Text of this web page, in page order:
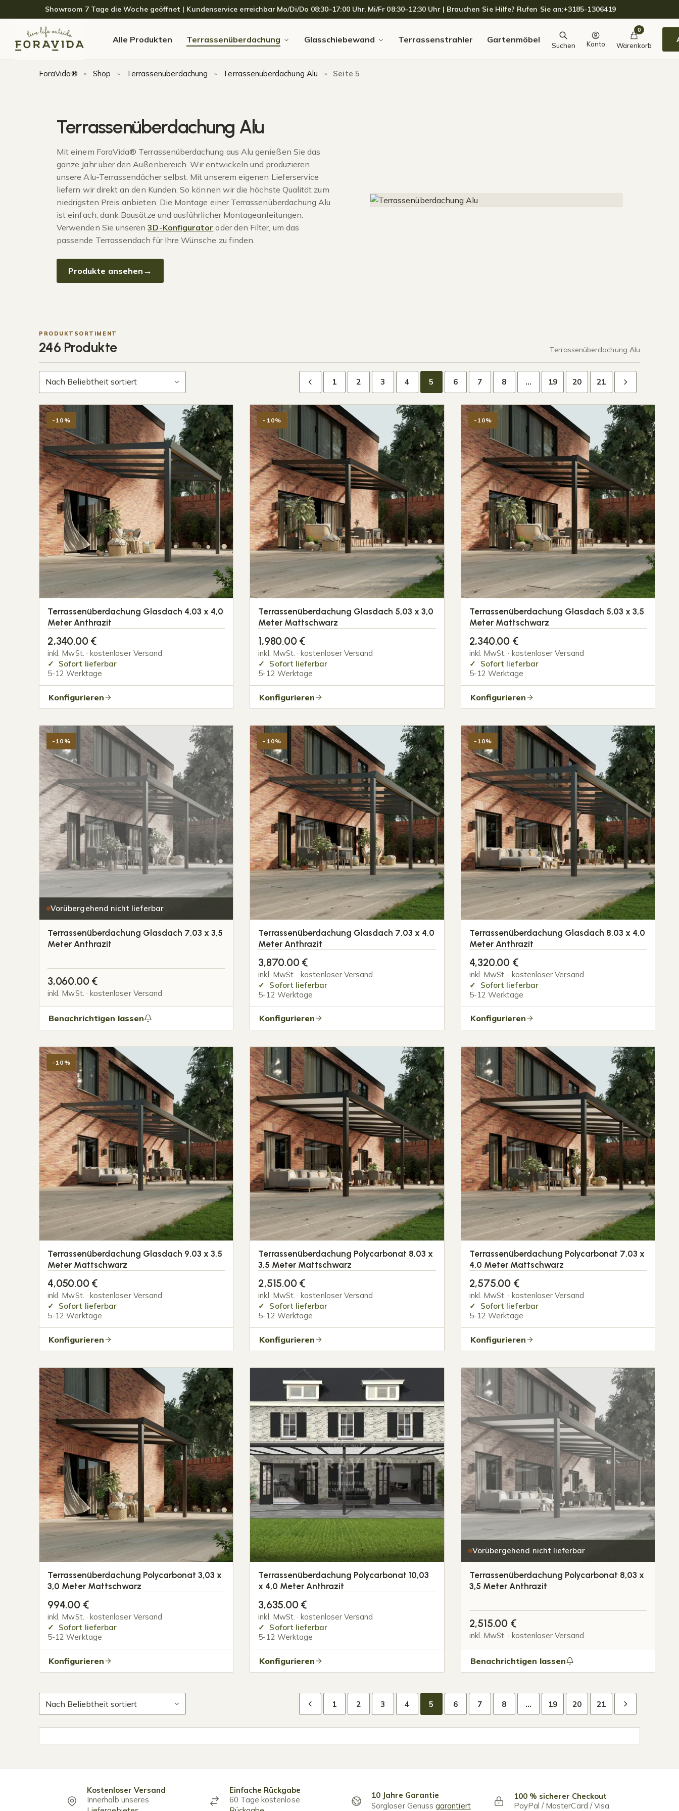
Skip to navigation
Skip to contentShowroom 7 Tage die Woche geöffnet | Kundenservice erreichbar Mo/Di/Do 08:30–17:00 Uhr, Mi/Fr 08:30–12:30 Uhr | Brauchen Sie Hilfe? Rufen Sie an:+3185-1306419
Alle Produkten Terrassenüberdachung Glasschiebewand Terrassenstrahler Gartenmöbel
Suchen Konto
0
Warenkorb
ForaVida® » Shop » Terrassenüberdachung » Terrassenüberdachung Alu » Seite 5
Terrassenüberdachung Alu
Mit einem ForaVida® Terrassenüberdachung aus Alu genießen Sie das
ganze Jahr über den Außenbereich. Wir entwickeln und produzieren
unsere Alu-Terrassendächer selbst. Mit unserem eigenen Lieferservice
liefern wir direkt an den Kunden. So können wir die höchste Qualität zum
niedrigsten Preis anbieten. Die Montage einer Terrassenüberdachung Alu
ist einfach, dank Bausätze und ausführlicher Montageanleitungen.
Verwenden Sie unseren3D-Konfigurator oder den Filter, um das
passende Terrassendach für Ihre Wünsche zu finden.
Produkte ansehen
PRODUKTSORTIMENT
246 Produkte Terrassenüberdachung Alu
1 2 3 4 5 6 7 8 … 19 20 21
-10%
Terrassenüberdachung Glasdach 4,03 x 4,0
Meter Anthrazit
2,340.00 €
inkl. MwSt. · kostenloser Versand
Sofort lieferbar
5-12 Werktage
Konfigurieren
-10%
Terrassenüberdachung Glasdach 5,03 x 3,0
Meter Mattschwarz
1,980.00 €
inkl. MwSt. · kostenloser Versand
Sofort lieferbar
5-12 Werktage
Konfigurieren
-10%
Terrassenüberdachung Glasdach 5,03 x 3,5
Meter Mattschwarz
2,340.00 €
inkl. MwSt. · kostenloser Versand
Sofort lieferbar
5-12 Werktage
Konfigurieren
-10%
Vorübergehend nicht lieferbar
Terrassenüberdachung Glasdach 7,03 x 3,5
Meter Anthrazit
3,060.00 €
inkl. MwSt. · kostenloser Versand
Benachrichtigen lassen
-10%
Terrassenüberdachung Glasdach 7,03 x 4,0
Meter Anthrazit
3,870.00 €
inkl. MwSt. · kostenloser Versand
Sofort lieferbar
5-12 Werktage
Konfigurieren
-10%
Terrassenüberdachung Glasdach 8,03 x 4,0
Meter Anthrazit
4,320.00 €
inkl. MwSt. · kostenloser Versand
Sofort lieferbar
5-12 Werktage
Konfigurieren
-10%
Terrassenüberdachung Glasdach 9,03 x 3,5
Meter Mattschwarz
4,050.00 €
inkl. MwSt. · kostenloser Versand
Sofort lieferbar
5-12 Werktage
Konfigurieren
Terrassenüberdachung Polycarbonat 8,03 x
3,5 Meter Mattschwarz
2,515.00 €
inkl. MwSt. · kostenloser Versand
Sofort lieferbar
5-12 Werktage
Konfigurieren
Terrassenüberdachung Polycarbonat 7,03 x
4,0 Meter Mattschwarz
2,575.00 €
inkl. MwSt. · kostenloser Versand
Sofort lieferbar
5-12 Werktage
Konfigurieren
Terrassenüberdachung Polycarbonat 3,03 x
3,0 Meter Mattschwarz
994.00 €
inkl. MwSt. · kostenloser Versand
Sofort lieferbar
5-12 Werktage
Konfigurieren
Terrassenüberdachung Polycarbonat 10,03
x 4,0 Meter Anthrazit
3,635.00 €
inkl. MwSt. · kostenloser Versand
Sofort lieferbar
5-12 Werktage
Konfigurieren
Vorübergehend nicht lieferbar
Terrassenüberdachung Polycarbonat 8,03 x
3,5 Meter Anthrazit
2,515.00 €
inkl. MwSt. · kostenloser Versand
Benachrichtigen lassen
1 2 3 4 5 6 7 8 … 19 20 21
Kostenloser Versand
Innerhalb unseres
Einfache Rückgabe
60 Tage kostenlose
10 Jahre Garantie
Sorgloser Genussgarantiert
100 % sicherer Checkout
PayPal / MasterCard / Visa